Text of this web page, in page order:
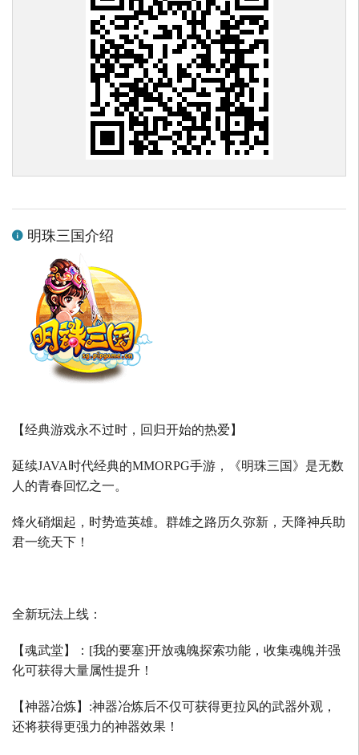
明珠三国介绍
【经典游戏永不过时，回归开始的热爱】
延续JAVA时代经典的MMORPG手游，《明珠三国》是无数
人的青春回忆之一。
烽火硝烟起，时势造英雄。群雄之路历久弥新，天降神兵助
君一统天下！
全新玩法上线：
【魂武堂】： [我的要塞]开放魂魄探索功能，收集魂魄并强
化可获得大量属性提升！
【神器冶炼】 :神器冶炼后不仅可获得更拉风的武器外观，
还将获得更强力的神器效果！